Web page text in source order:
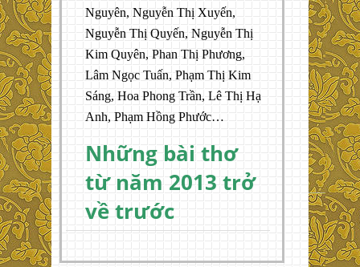
Nguyên, Nguyễn Thị Xuyến,
Nguyễn Thị Quyến, Nguyễn Thị
Kim Quyên, Phan Thị Phương,
Lâm Ngọc Tuấn, Phạm Thị Kim
Sáng, Hoa Phong Trần, Lê Thị Hạ
Anh, Phạm Hồng Phước…
Những bài thơ
từ năm 2013 trở
về trước